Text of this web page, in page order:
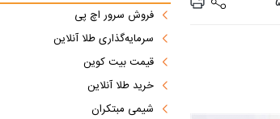
فروش سرور اچ پی
سرمایه‌گذاری طلا آنلاین
قیمت بیت کوین
خرید طلا آنلاین
شیمی مبتکران